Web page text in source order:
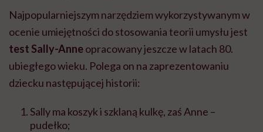
Najpopularniejszym narzędziem wykorzystywanym w
ocenie umiejętności do stosowania teorii umysłu jest
test Sally-Anneopracowany jeszcze w latach 80.
ubiegłego wieku. Polega on na zaprezentowaniu
dziecku następującej historii:
Sally ma koszyk i szklaną kulkę, zaś Anne –
pudełko;